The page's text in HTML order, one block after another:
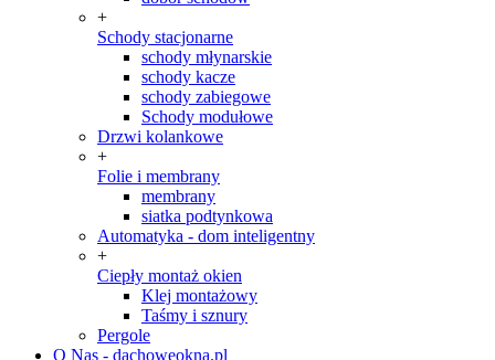
+
Schody stacjonarne
schody młynarskie
schody kacze
schody zabiegowe
Schody modułowe
Drzwi kolankowe
+
Folie i membrany
membrany
siatka podtynkowa
Automatyka - dom inteligentny
+
Ciepły montaż okien
Klej montażowy
Taśmy i sznury
Pergole
O Nas - dachoweokna.pl